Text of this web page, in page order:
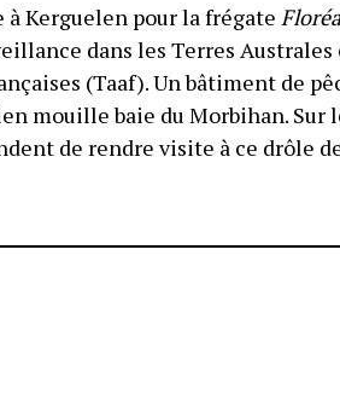
à Kerguelen pour la frégate
dans les Terres Australes
(Taaf). Un bâtiment de
mouille baie du Morbihan. Sur
de rendre visite à ce drôle